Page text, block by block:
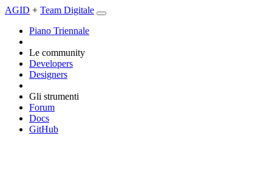
AGID + Team Digitale
Piano Triennale
Le community
Developers
Designers
Gli strumenti
Forum
Docs
GitHub